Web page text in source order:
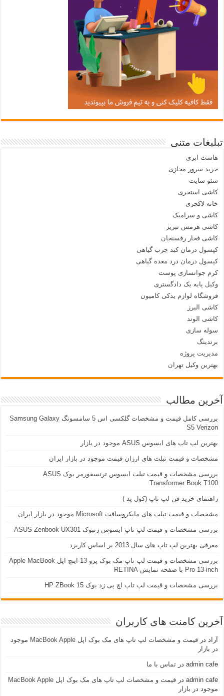
تبلیغات متنی
هاست ابری
خرید سرور مجازی
سئو سایت
کاشی استخری
خانه لاکچری
کاشی و سرامیک
کاشی هرمس تبریز
کاشی فخار رفسنجان
کپسول درمان کبد چرب گیاهی
کپسول درمان درد معده گیاهی
کرم جوانسازی پوست
وکیل پایه یک دادگستری
فروشگاه لوازم یدکی کامیون
کاشی البرز
کاشی الوند
سوله سازی
برندینگ
مدیریت پروژه
بهترین وکیل تهران
آخرین مطالب
بررسی کامل قیمت و مشخصات گلکسی اس 5 سامسونگ Samsung Galaxy
S5 Verizon
بهترین لپ تاپ های ایسوس ASUS موجود در بازار
مشخصات و قیمت تبلت های ارزان قیمت موجود در بازار ایران
بررسی مشخصات و قیمت تبلت ایسوس ترنسفورمر بوک ASUS
Transformer Book T100
راهنمای خرید فن لپ تاپ (کول پد )
مشخصات و قیمت تبلت های مایکروسافت Microsoft موجود در بازار ایران
بررسی مشخصات و قیمت لپ تاپ ایسوس زنبوک ASUS Zenbook UX301
معرفی بهترین لپ تاپ های سال 2013 بر اساس کاربرد
بررسی مشخصات و فیمت لپ تاپ مک بوک پرو 13-اینچ اپل Apple MacBook
Pro 13-inch با صفحه نمایش RETINA
بررسی مشخصات و قیمت لپ تاپ اچ پی زد بوک 15 HP ZBook
آخرین کامنت های کاربران
آراد در
قیمت و مشخصات لپ تاپ های مک بوک اپل MacBook Apple موجود
در بازار
admin cafe درتماس با ما
admin cafe در
قیمت و مشخصات لپ تاپ های مک بوک اپل MacBook Apple
موجود در بازار